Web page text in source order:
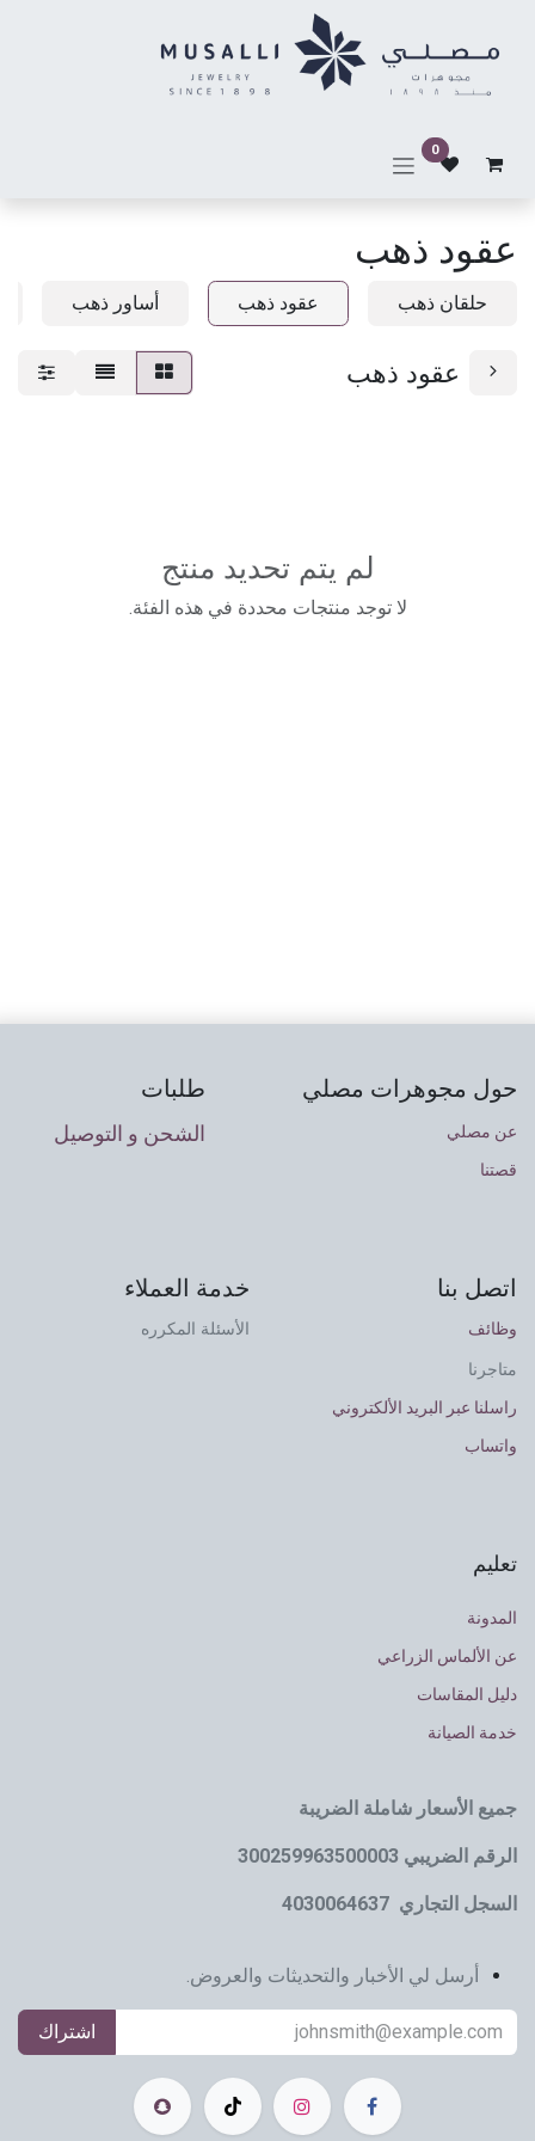
0
عقود ذهب
حلقان ذهب عقود ذهب أساور ذهب
عقود ذهب
لم يتم تحديد منتج
لا توجد منتجات محددة في هذه الفئة.
حول مجوهرات مصلي
عن مصلي
قصتنا
طلبات
الشحن و التوصيل
اتصل بنا
وظائف
متاجرنا
راسلنا عبر البريد الألكتروني
واتساب
خدمة العملاء
الأسئلة المكرره
تعليم
المدونة
عن الألماس الزراعي
دليل المقاسات
خدمة الصيانة
جميع الأسعار شاملة الضريبة
الرقم الضريبي 300259963500003
السجل التجاري 4030064637
أرسل لي الأخبار والتحديثات والعروض.
اشتراك